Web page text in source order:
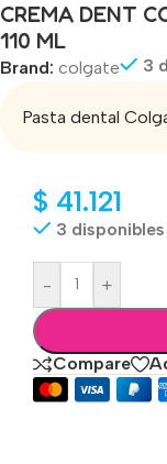
CREMA DENT
110 ML
Brand: colgate 3
Pasta dental
$ 41.121
3 disponibles
- +
Compare